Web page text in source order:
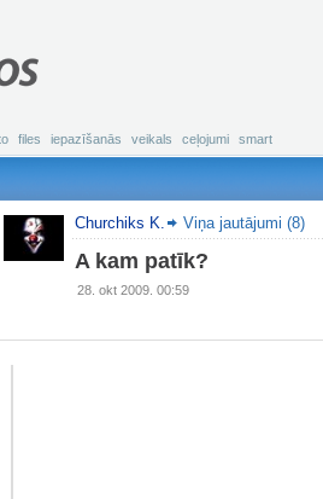
files iepazīšanās veikals ceļojumi smart
Churchiks K. Viņa jautājumi (8)
A kam patīk?
28. okt 2009. 00:59